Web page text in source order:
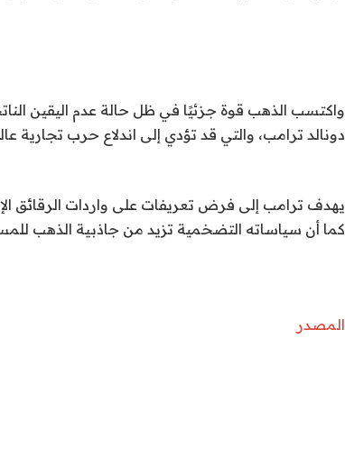
واكتسب الذهب قوة جزئيًا في ظل حالة عدم اليقين
دونالد ترامب، والتي قد تؤدي إلى اندلاع حرب تجارية
يهدف ترامب إلى فرض تعريفات على واردات الرقائق
كما أن سياساته التضخمية تزيد من جاذبية الذهب
المصدر